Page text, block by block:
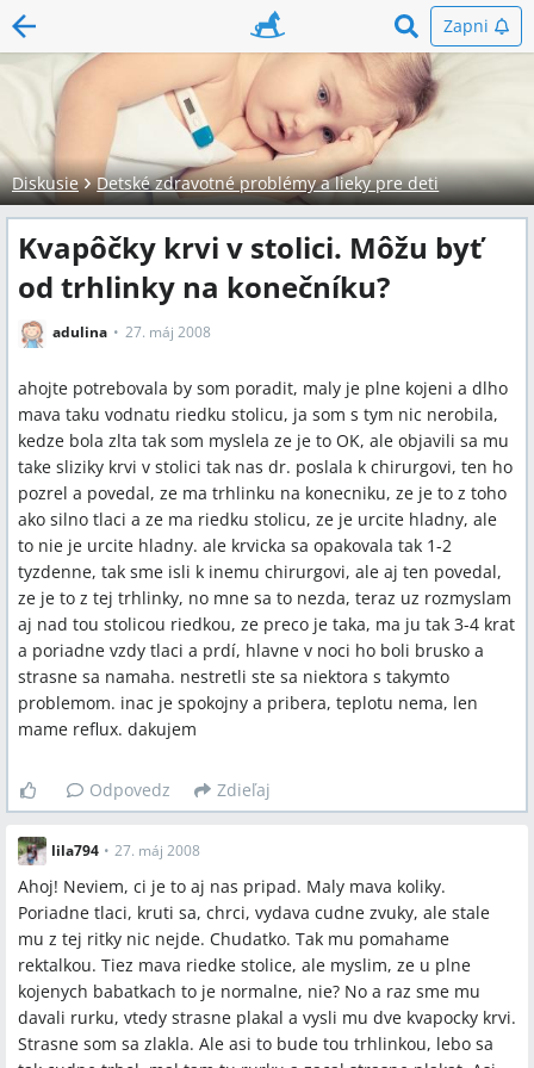
Zapni
Diskusie Detské zdravotné problémy a lieky pre deti
Kvapôčky krvi v stolici. Môžu byť
od trhlinky na konečníku?
adulina 27. máj 2008
ahojte potrebovala by som poradit, maly je plne kojeni a dlho
mava taku vodnatu riedku stolicu, ja som s tym nic nerobila,
kedze bola zlta tak som myslela ze je to OK, ale objavili sa mu
take sliziky krvi v stolici tak nas dr. poslala k chirurgovi, ten ho
pozrel a povedal, ze ma trhlinku na konecniku, ze je to z toho
ako silno tlaci a ze ma riedku stolicu, ze je urcite hladny, ale
to nie je urcite hladny. ale krvicka sa opakovala tak 1-2
tyzdenne, tak sme isli k inemu chirurgovi, ale aj ten povedal,
ze je to z tej trhlinky, no mne sa to nezda, teraz uz rozmyslam
aj nad tou stolicou riedkou, ze preco je taka, ma ju tak 3-4 krat
a poriadne vzdy tlaci a prdí, hlavne v noci ho boli brusko a
strasne sa namaha. nestretli ste sa niektora s takymto
problemom. inac je spokojny a pribera, teplotu nema, len
mame reflux. dakujem
Odpovedz Zdieľaj
lila794 • 27. máj 2008
Ahoj! Neviem, ci je to aj nas pripad. Maly mava koliky.
Poriadne tlaci, kruti sa, chrci, vydava cudne zvuky, ale stale
mu z tej ritky nic nejde. Chudatko. Tak mu pomahame
rektalkou. Tiez mava riedke stolice, ale myslim, ze u plne
kojenych babatkach to je normalne, nie? No a raz sme mu
davali rurku, vtedy strasne plakal a vysli mu dve kvapocky krvi.
Strasne som sa zlakla. Ale asi to bude tou trhlinkou, lebo sa